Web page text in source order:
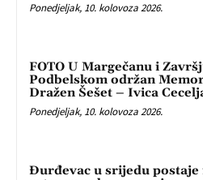
Ponedjeljak, 10. kolovoza 2026.
FOTO U Margečanu i
Podbelskom održan
Dražen Šešet – Ivica
Ponedjeljak, 10. kolovoza 2026.
Đurđevac u srijedu postaje